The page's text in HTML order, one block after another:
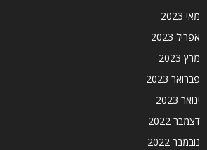
מאי 2023
אפריל 2023
מרץ 2023
פברואר 2023
ינואר 2023
דצמבר 2022
נובמבר 2022